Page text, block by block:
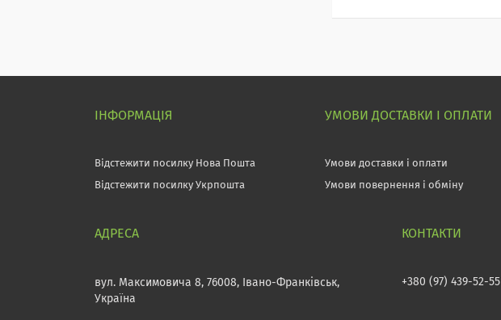
ІНФОРМАЦІЯ
Відстежити посилку Нова Пошта
Відстежити посилку Укрпошта
УМОВИ ДОСТАВКИ І ОПЛАТИ
Умови доставки і оплати
Умови повернення і обміну
вул. Максимовича 8, 76008, Івано-Франківськ,
Україна
+380 (97) 439-52-55